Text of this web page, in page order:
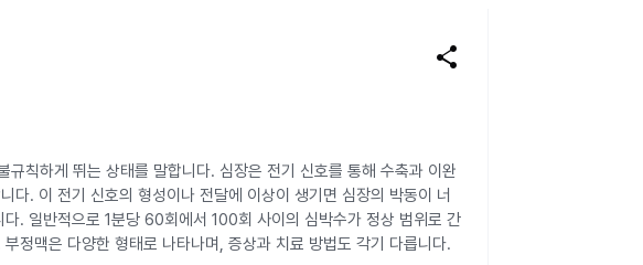
share
칙하게 뛰는 상태를 말합니다. 심장은 전기 신호를 통해 수축과 이완
다. 이 전기 신호의 형성이나 전달에 이상이 생기면 심장의 박동이 너
. 일반적으로 1분당 60회에서 100회 사이의 심박수가 정상 범위로 간
정맥은 다양한 형태로 나타나며, 증상과 치료 방법도 각기 다릅니다.